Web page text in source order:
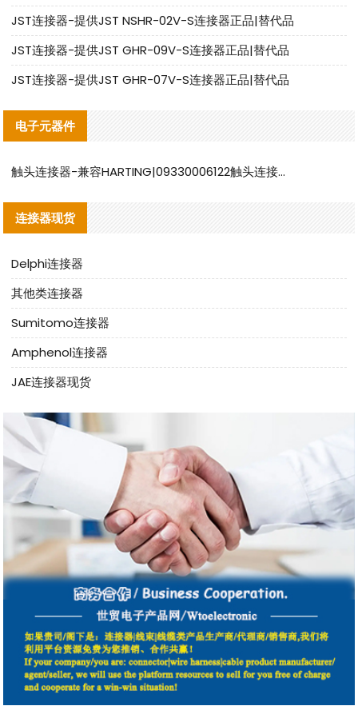
JST连接器-提供JST NSHR-02V-S连接器正品|替代品
JST连接器-提供JST GHR-09V-S连接器正品|替代品
JST连接器-提供JST GHR-07V-S连接器正品|替代品
电子元器件
触头连接器-兼容HARTING|09330006122触头连接器替代品说明
连接器现货
Delphi连接器
其他类连接器
Sumitomo连接器
Amphenol连接器
JAE连接器现货